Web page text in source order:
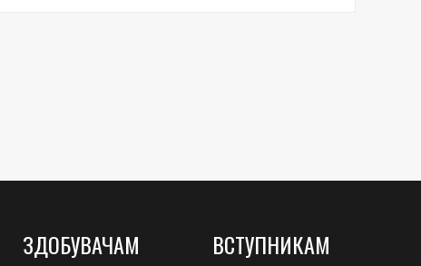
ЗДОБУВАЧАМ ВСТУПНИКАМ